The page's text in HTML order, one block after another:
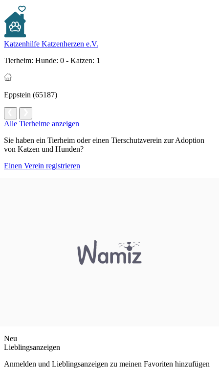
Katzenhilfe Katzenherzen e.V.
Tierheim: Hunde: 0 - Katzen: 1
Eppstein (65187)
Alle Tierheime anzeigen
Sie haben ein Tierheim oder einen Tierschutzverein zur Adoption
von Katzen und Hunden?
Einen Verein registrieren
Neu
Lieblingsanzeigen
Anmelden und Lieblingsanzeigen zu meinen Favoriten hinzufügen